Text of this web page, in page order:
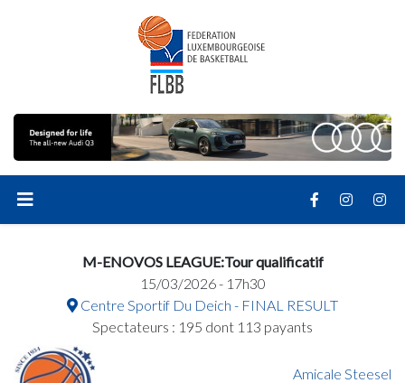
M-ENOVOS LEAGUE:Tour qualificatif
15/03/2026 - 17h30
Centre Sportif Du Deich - FINAL RESULT
Spectateurs : 195 dont 113 payants
Amicale Steesel